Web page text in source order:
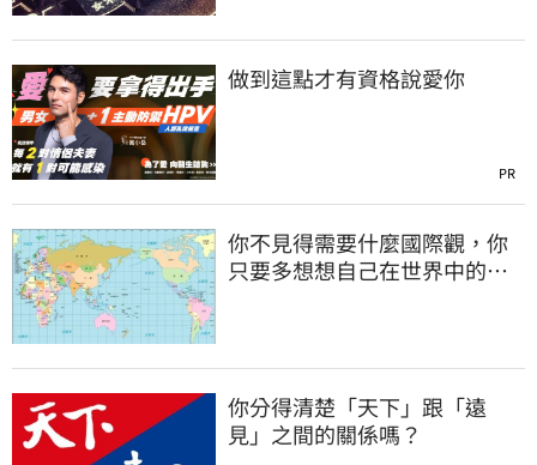
做到這點才有資格說愛你
PR
你不見得需要什麼國際觀，你
只要多想想自己在世界中的位
你分得清楚「天下」跟「遠
見」之間的關係嗎？